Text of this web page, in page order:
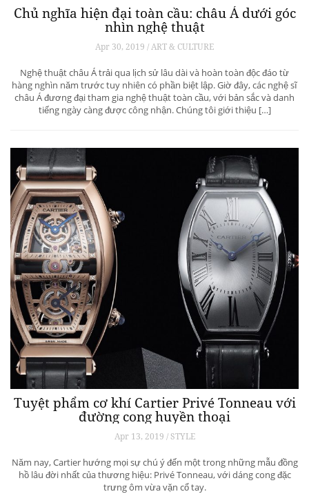
Chủ nghĩa hiện đại toàn cầu: châu Á dưới góc
nhìn nghệ thuật
Apr 30, 2019 / ART & CULTURE
Nghệ thuật châu Á trải qua lịch sử lâu dài và hoàn toàn độc đáo từ
hàng nghìn năm trước tuy nhiên có phần biệt lập. Giờ đây, các nghệ sĩ
châu Á đương đại tham gia nghệ thuật toàn cầu, với bản sắc và danh
tiếng ngày càng được công nhận. Chúng tôi giới thiệu […]
Tuyệt phẩm cơ khí Cartier Privé Tonneau với
đường cong huyền thoại
Apr 13, 2019 / STYLE
Năm nay, Cartier hướng mọi sự chú ý đến một trong những mẫu đồng
hồ lâu đời nhất của thương hiệu: Privé Tonneau, với dáng cong đặc
trưng ôm vừa vặn cổ tay.